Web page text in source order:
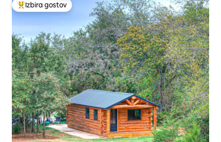
Najbolj priljubljena prenočišča z značko »Izbira gostov«
Izbira gostov